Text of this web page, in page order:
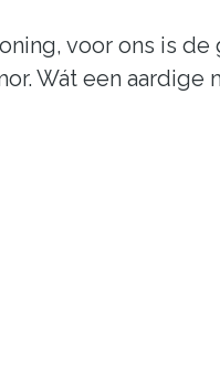
voor ons is
Wát een aardige